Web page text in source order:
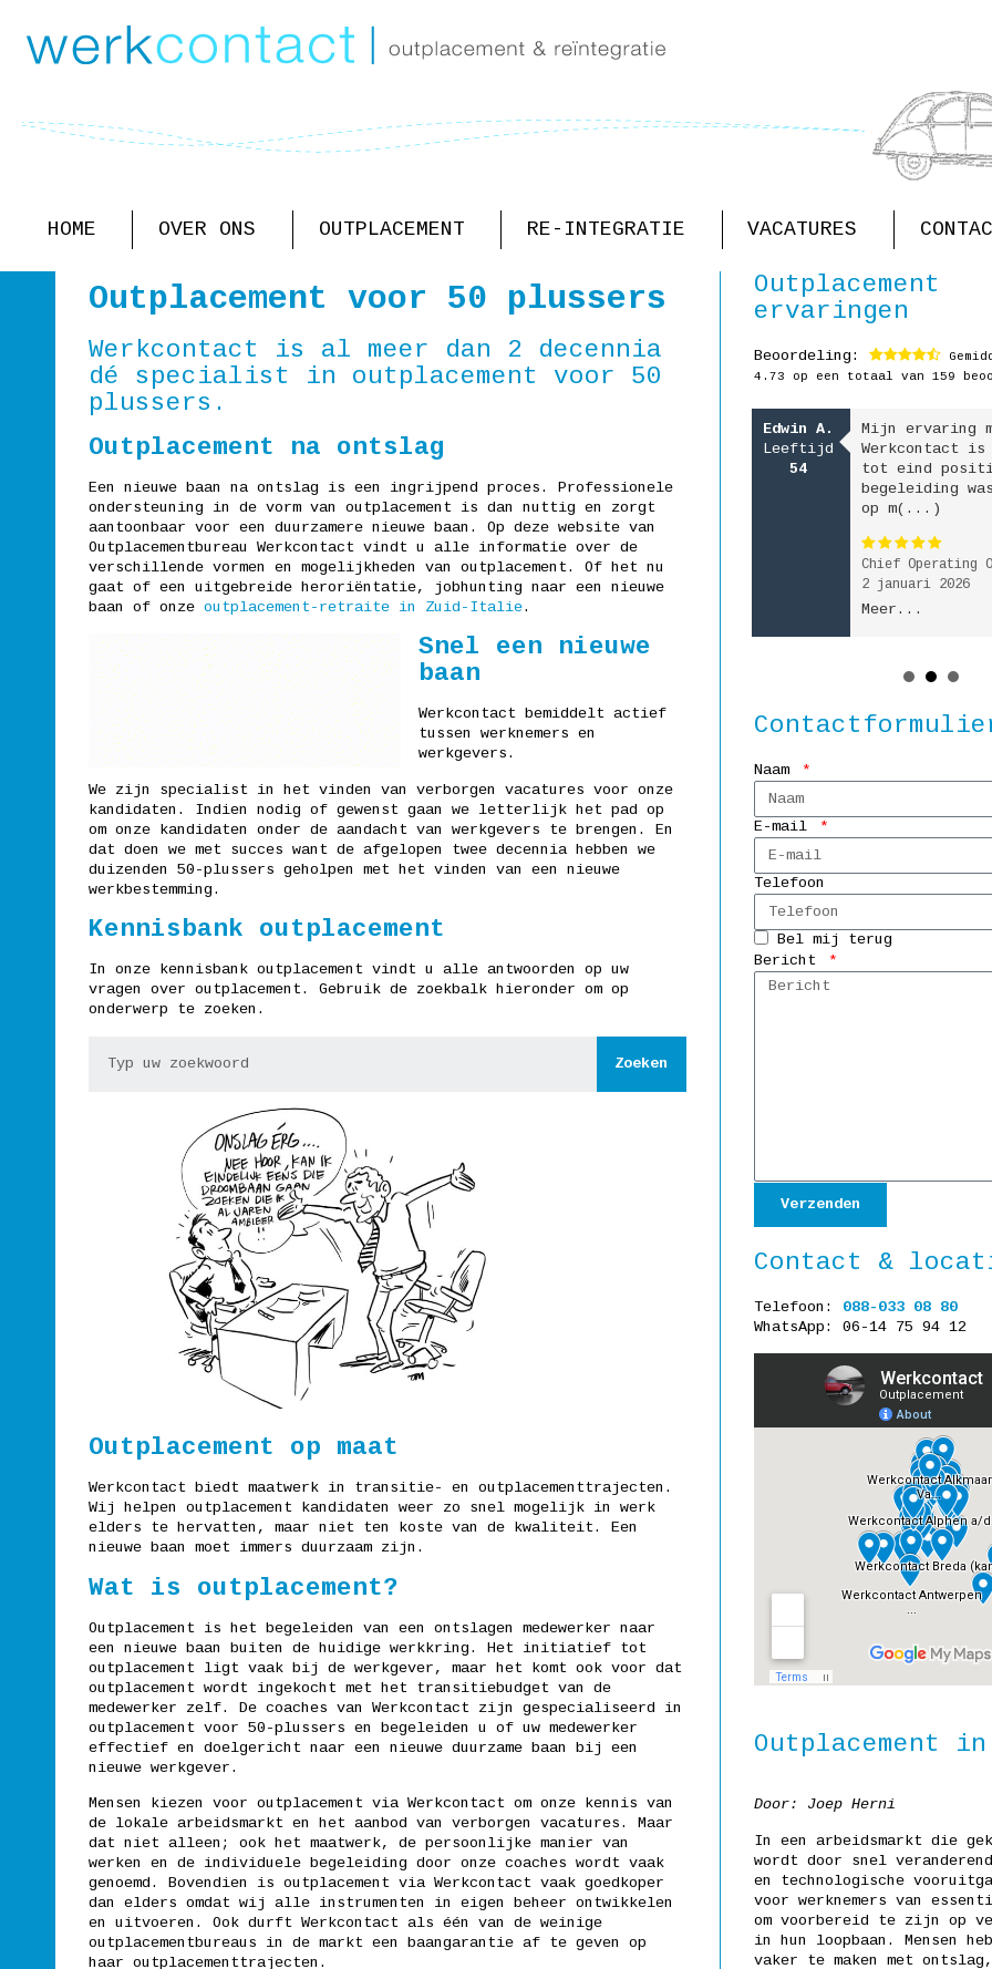
HOME OVER ONS OUTPLACEMENT RE-INTEGRATIE VACATURES
Outplacement voor 50 plussers
Werkcontact is al meer dan 2 decennia
dé specialist in outplacement voor 50
plussers.
Outplacement na ontslag
Een nieuwe baan na ontslag is een ingrijpend proces. Professionele
ondersteuning in de vorm van outplacement is dan nuttig en zorgt
aantoonbaar voor een duurzamere nieuwe baan. Op deze website van
Outplacementbureau Werkcontact vindt u alle informatie over de
verschillende vormen en mogelijkheden van outplacement. Of het nu
gaat of een uitgebreide heroriëntatie, jobhunting naar een nieuwe
baan of onze outplacement-retraite in Zuid-Italie.
Snel een nieuwe
baan
Werkcontact bemiddelt actief
tussen werknemers en
werkgevers.
We zijn specialist in het vinden van verborgen vacatures voor onze
kandidaten. Indien nodig of gewenst gaan we letterlijk het pad op
om onze kandidaten onder de aandacht van werkgevers te brengen. En
dat doen we met succes want de afgelopen twee decennia hebben we
duizenden 50-plussers geholpen met het vinden van een nieuwe
werkbestemming.
Kennisbank outplacement
In onze kennisbank outplacement vindt u alle antwoorden op uw
vragen over outplacement. Gebruik de zoekbalk hieronder om op
onderwerp te zoeken.
Zoeken
Outplacement op maat
Werkcontact biedt maatwerk in transitie- en outplacementtrajecten.
Wij helpen outplacement kandidaten weer zo snel mogelijk in werk
elders te hervatten, maar niet ten koste van de kwaliteit. Een
nieuwe baan moet immers duurzaam zijn.
Wat is outplacement?
Outplacement is het begeleiden van een ontslagen medewerker naar
een nieuwe baan buiten de huidige werkkring. Het initiatief tot
outplacement ligt vaak bij de werkgever, maar het komt ook voor dat
outplacement wordt ingekocht met het transitiebudget van de
medewerker zelf. De coaches van Werkcontact zijn gespecialiseerd in
outplacement voor 50-plussers en begeleiden u of uw medewerker
effectief en doelgericht naar een nieuwe duurzame baan bij een
nieuwe werkgever.
Mensen kiezen voor outplacement via Werkcontact om onze kennis van
de lokale arbeidsmarkt en het aanbod van verborgen vacatures. Maar
dat niet alleen; ook het maatwerk, de persoonlijke manier van
werken en de individuele begeleiding door onze coaches wordt vaak
genoemd. Bovendien is outplacement via Werkcontact vaak goedkoper
dan elders omdat wij alle instrumenten in eigen beheer ontwikkelen
en uitvoeren. Ook durft Werkcontact als één van de weinige
outplacementbureaus in de markt een baangarantie af te geven op
haar outplacementtrajecten.
Outplacement
ervaringen
Beoordeling:
4.73 op een totaal van 159
Bennekom
62
helaas stoppen als
Hoewel ik aanvankelijk
wel wat af(...)
Medewerker weegbrug
26 mei 2026
Meer...
Leeftijd
begeleiding was afgestemd
op m(...)
Chief Operating Officer
2 januari 2026
Meer...
Wilfried
van Os
Leeftijd
Mijn nieuwe
uiteindelijk
gevonden,
ik veel gehad
begeleid(...)
Projectmanager
9 november 2025
Meer...
Naam
E-mail
Telefoon
Bel mij terug
Bericht
Verzenden
Contact &
Telefoon: 088-033 08 80
WhatsApp: 06-14 75 94 12
Outplacement in
Door: Joep Herni
In een arbeidsmarkt die
wordt door snel
en technologische
voor werknemers van
om voorbereid te zijn op
in hun loopbaan. Mensen
vaker te maken met ontslag,